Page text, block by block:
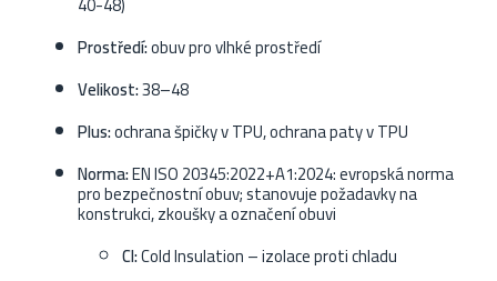
Prostředí:obuv pro vlhké prostředí
Velikost:38–48
Plus:ochrana špičky v TPU, ochrana paty v TPU
Norma:EN ISO 20345:2022+A1:2024: evropská norma
pro bezpečnostní obuv; stanovuje požadavky na
konstrukci, zkoušky a označení obuvi
CI:Cold Insulation – izolace proti chladu